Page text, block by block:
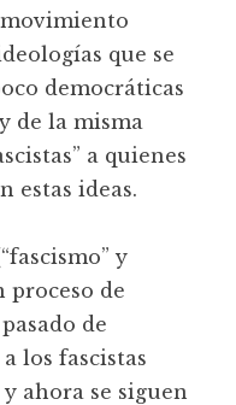
movimiento
que se
democráticas
de la misma
a quienes
estas ideas.
y
proceso de
de
los fascistas
ahora se siguen